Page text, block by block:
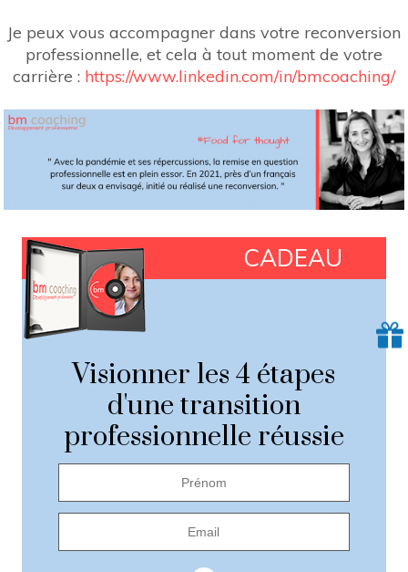
Je peux vous accompagner dans votre reconversion
professionnelle, et cela à tout moment de votre
carrière : https://www.linkedin.com/in/bmcoaching/
CADEAU
Visionner les 4 étapes
d'une transition
professionnelle réussie